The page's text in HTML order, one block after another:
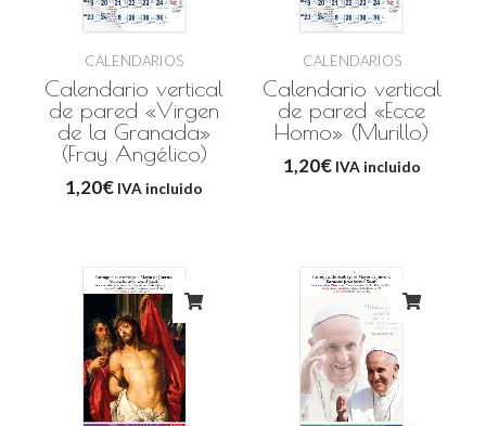
CALENDARIOS
Calendario vertical
de pared «Virgen
de la Granada»
(Fray Angélico)
1,20€ IVA incluido
CALENDARIOS
Calendario vertical
de pared «Ecce
Homo» (Murillo)
1,20€ IVA incluido